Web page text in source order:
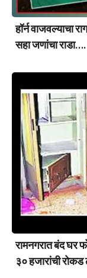
हॉर्न वाजवल्याचा
सहा जणांचा राडा….
रामनगरात बंद घर
३० हजारांची